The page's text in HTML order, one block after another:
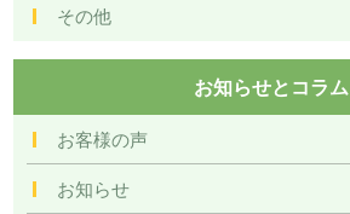
その他
お知らせとコラム
お客様の声
お知らせ